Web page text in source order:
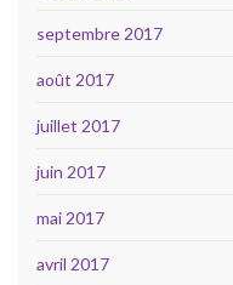
septembre 2017
août 2017
juillet 2017
juin 2017
mai 2017
avril 2017